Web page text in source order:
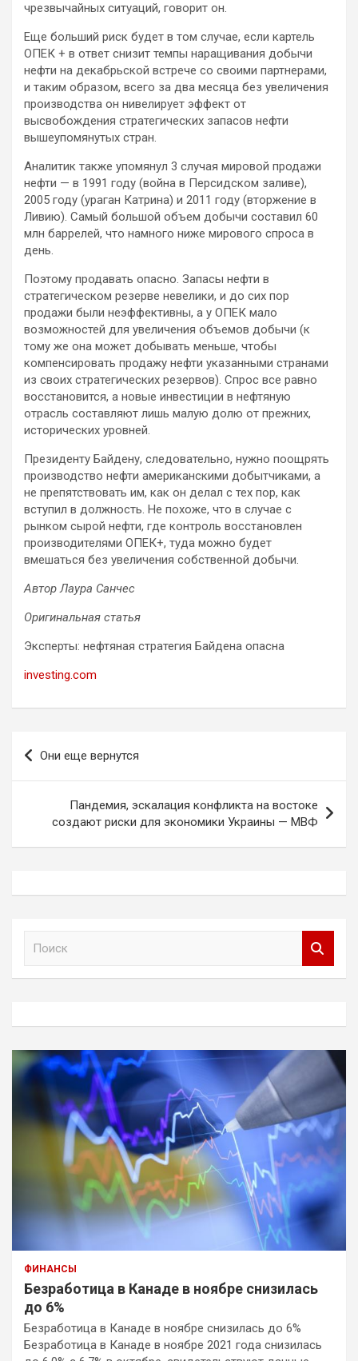
чрезвычайных ситуаций, говорит он.
Еще больший риск будет в том случае, если картель
ОПЕК + в ответ снизит темпы наращивания добычи
нефти на декабрьской встрече со своими партнерами,
и таким образом, всего за два месяца без увеличения
производства он нивелирует эффект от
высвобождения стратегических запасов нефти
вышеупомянутых стран.
Аналитик также упомянул 3 случая мировой продажи
нефти — в 1991 году (война в Персидском заливе),
2005 году (ураган Катрина) и 2011 году (вторжение в
Ливию). Самый большой объем добычи составил 60
млн баррелей, что намного ниже мирового спроса в
день.
Поэтому продавать опасно. Запасы нефти в
стратегическом резерве невелики, и до сих пор
продажи были неэффективны, а у ОПЕК мало
возможностей для увеличения объемов добычи (к
тому же она может добывать меньше, чтобы
компенсировать продажу нефти указанными странами
из своих стратегических резервов). Спрос все равно
восстановится, а новые инвестиции в нефтяную
отрасль составляют лишь малую долю от прежних,
исторических уровней.
Президенту Байдену, следовательно, нужно поощрять
производство нефти американскими добытчиками, а
не препятствовать им, как он делал с тех пор, как
вступил в должность. Не похоже, что в случае с
рынком сырой нефти, где контроль восстановлен
производителями ОПЕК+, туда можно будет
вмешаться без увеличения собственной добычи.
Автор Лаура Санчес
Оригинальная статья
Эксперты: нефтяная стратегия Байдена опасна
investing.com
Навигация
по
записям
Они еще вернутся
Пандемия, эскалация конфликта на востоке
создают риски для экономики Украины — МВФ
ФИНАНСЫ
Безработица в Канаде в ноябре снизилась
до 6%
Безработица в Канаде в ноябре снизилась до 6%
Безработица в Канаде в ноябре 2021 года снизилась